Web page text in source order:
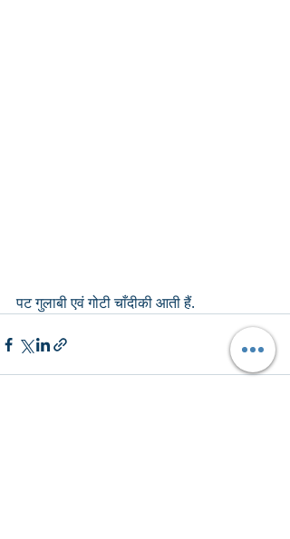
पट गुलाबी एवं गोटी चाँदीकी आती हैं.